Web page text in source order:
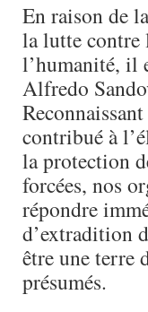
En raison de
la lutte contre
l’humanité, il
Alfredo
contribué à
la protection
forcées, nos
répondre
d’extradition
être une terre
présumés.